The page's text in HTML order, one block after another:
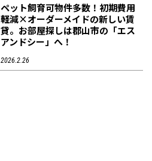
ペット飼育可物件多数！初期費用
軽減×オーダーメイドの新しい賃
貸。お部屋探しは郡山市の「エス
アンドシー」へ！
2026.2.26